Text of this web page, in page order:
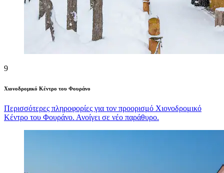
9
Χιονοδρομικό Κέντρο του Φουράνο
Περισσότερες πληροφορίες για τον προορισμό Χιονοδρομικό
Κέντρο του Φουράνο. Ανοίγει σε νέο παράθυρο.